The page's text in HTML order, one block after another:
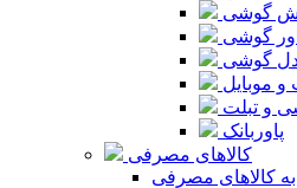
گوشی
گوشی
گوشی
و موبایل
و تبلت
پاوربانک
کالاهای مصرفی
کالاهای مصرفی